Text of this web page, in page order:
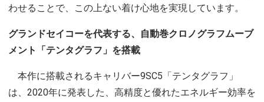
わせることで、この上ない着け心地を実現しています。
グランドセイコーを代表する、自動巻クロノグラフムーブ
メント「テンタグラフ」を搭載
本作に搭載されるキャリバー9SC5「テンタグラフ」
は、2020年に発表した、高精度と優れたエネルギー効率を